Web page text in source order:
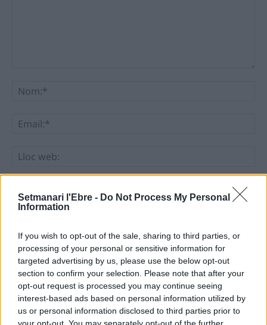
Setmanari l'Ebre - Do Not Process My Personal
Information
If you wish to opt-out of the sale, sharing to third parties, or
processing of your personal or sensitive information for
targeted advertising by us, please use the below opt-out
section to confirm your selection. Please note that after your
opt-out request is processed you may continue seeing
interest-based ads based on personal information utilized by
us or personal information disclosed to third parties prior to
your opt-out. You may separately opt-out of the further
Deseu el meu nom, el correu electrònic i el lloc web en
aquest navegador per a la propera vegada que comenti.
ÚLTIMES NOTÍCIES